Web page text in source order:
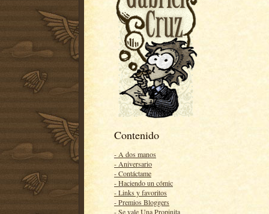
Contenido
- A dos manos
- Aniversario
- Contáctame
- Haciendo un cómic
- Links y favoritos
- Premios Bloggers
- Se vale Una Propinita